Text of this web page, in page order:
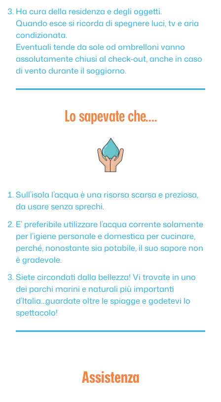
Ha cura della residenza e degli oggetti.
Quando esce si ricorda di spegnere luci, tv e aria
condizionata.
Eventuali tende da sole od ombrelloni vanno
assolutamente chiusi al check-out, anche in caso
di vento durante il soggiorno.
Lo sapevate che….
Sull’isola l’acqua è una risorsa scarsa e preziosa,
da usare senza sprechi.
E’ preferibile utilizzare l’acqua corrente solamente
per l’igiene personale e domestica per cucinare,
perché, nonostante sia potabile, il suo sapore non
è gradevole.
Siete circondati dalla bellezza! Vi trovate in uno
dei parchi marini e naturali più importanti
d’Italia…guardate oltre le spiagge e godetevi lo
spettacolo!
Assistenza